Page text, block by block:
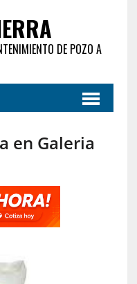
DE POZO A
en Galeria